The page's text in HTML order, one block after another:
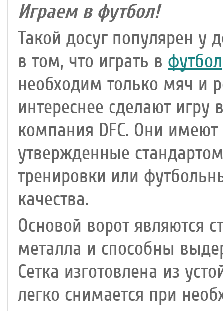
Играем в футбол!
Такой досуг популярен у
в том, что играть в футбол
необходим только мяч и
интереснее сделают игру
компания DFC. Они
утвержденные
тренировки или
качества.
Основой ворот являются
металла и способны
Сетка изготовлена из
легко снимается при